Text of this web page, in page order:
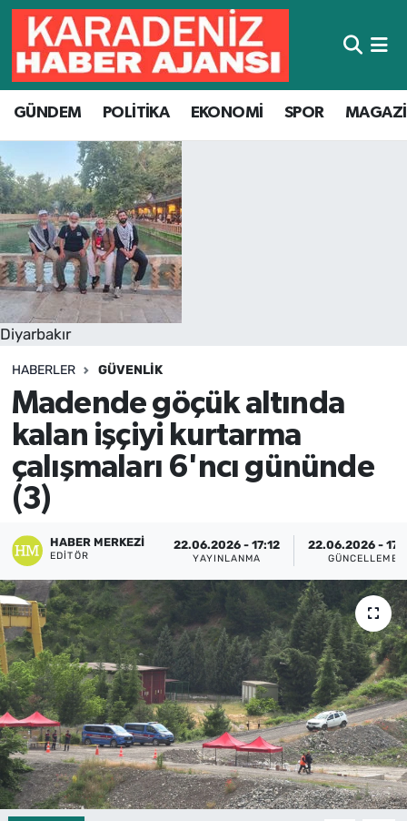
GÜNDEM POLİTİKA EKONOMİ SPOR
Diyarbakır
HABERLER GÜVENLIK
Madende göçük altında
kalan işçiyi kurtarma
çalışmaları 6'ncı gününde
(3)
HABER MERKEZI
EDITÖR
22.06.2026 - 17:12
YAYINLANMA
22.06.2026 -
GÜNCELLEME
Hava Durumu
Trafik Durumu
Süper Lig Puan Durumu ve Fikstür
Tüm Manşetler
Son Dakika Haberleri
Haber Arşivi